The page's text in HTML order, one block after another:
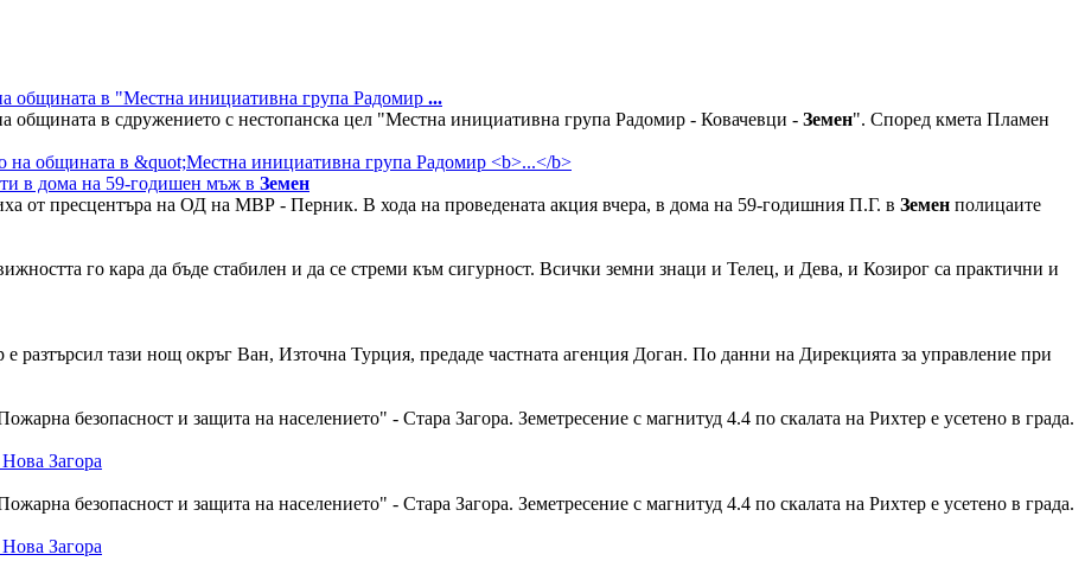
общината в "Местна инициативна група Радомир ...
общината в сдружението с нестопанска цел "Местна инициативна група Радомир - Ковачевци - Земен". Според кмета Пламен
в дома на 59-годишен мъж в Земен
от пресцентъра на ОД на МВР - Перник. В хода на проведената акция вчера, в дома на 59-годишния П.Г. в Земен полицаите
го кара да бъде стабилен и да се стреми към сигурност. Всички земни знаци и Телец, и Дева, и Козирог са практични и
е разтърсил тази нощ окръг Ван, Източна Турция, предаде частната агенция Доган. По данни на Дирекцията за управление при
безопасност и защита на населението" - Стара Загора. Земетресение с магнитуд 4.4 по скалата на Рихтер е усетено в града.
безопасност и защита на населението" - Стара Загора. Земетресение с магнитуд 4.4 по скалата на Рихтер е усетено в града.